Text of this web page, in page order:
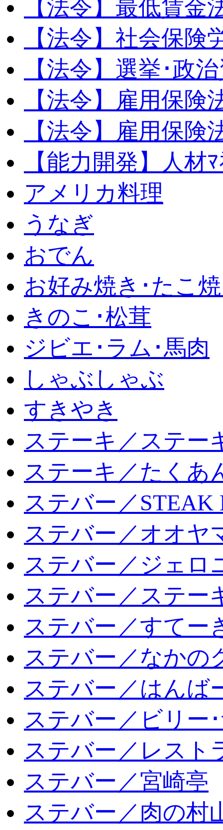
【法令】最低賃金
【法令】社会保険
【法令】選挙･政
【法令】雇用保険
【法令】雇用保険
【能力開発】人材
アメリカ料理
うなぎ
おでん
お好み焼き･たこ
きのこ･松茸
ジビエ･ラム･馬肉
しゃぶしゃぶ
すきやき
ステーキ／ステー
ステーキ／たくあ
ステバー／STEAK
ステバー／オオヤ
ステバー／ジェロ
ステバー／ステー
ステバー／すてー
ステバー／なかの
ステバー／はんば
ステバー／ビリー
ステバー／レスト
ステバー／宮崎亭
ステバー／肉の村